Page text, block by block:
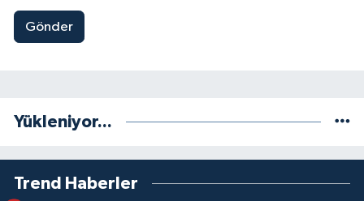
Gönder
Yükleniyor...
Trend Haberler